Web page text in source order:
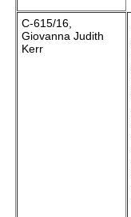
C-615/16,
Giovanna Judith
Kerr